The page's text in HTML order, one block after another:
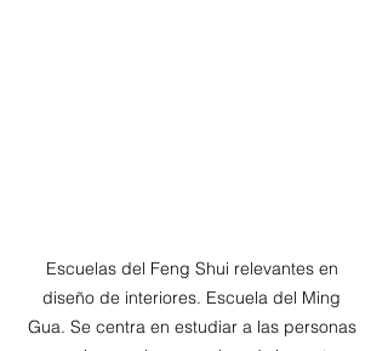
Escuelas del Feng Shui relevantes en
diseño de interiores. Escuela del Ming
Gua. Se centra en estudiar a las personas